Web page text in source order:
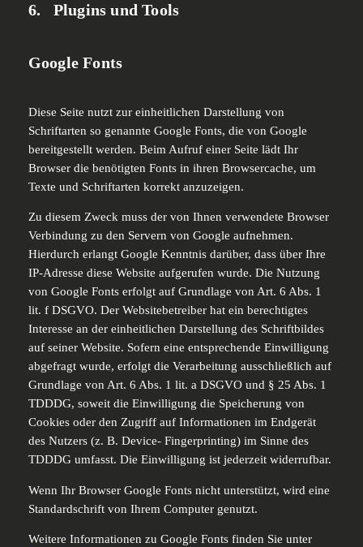
6. Plugins und Tools
Google Fonts
Diese Seite nutzt zur einheitlichen Darstellung von
Schriftarten so genannte Google Fonts, die von Google
bereitgestellt werden. Beim Aufruf einer Seite lädt Ihr
Browser die benötigten Fonts in ihren Browsercache, um
Texte und Schriftarten korrekt anzuzeigen.
Zu diesem Zweck muss der von Ihnen verwendete Browser
Verbindung zu den Servern von Google aufnehmen.
Hierdurch erlangt Google Kenntnis darüber, dass über Ihre
IP-Adresse diese Website aufgerufen wurde. Die Nutzung
von Google Fonts erfolgt auf Grundlage von Art. 6 Abs. 1
lit. f DSGVO. Der Websitebetreiber hat ein berechtigtes
Interesse an der einheitlichen Darstellung des Schriftbildes
auf seiner Website. Sofern eine entsprechende Einwilligung
abgefragt wurde, erfolgt die Verarbeitung ausschließlich auf
Grundlage von Art. 6 Abs. 1 lit. a DSGVO und § 25 Abs. 1
TDDDG, soweit die Einwilligung die Speicherung von
Cookies oder den Zugriff auf Informationen im Endgerät
des Nutzers (z. B. Device- Fingerprinting) im Sinne des
TDDDG umfasst. Die Einwilligung ist jederzeit widerrufbar.
Wenn Ihr Browser Google Fonts nicht unterstützt, wird eine
Standardschrift von Ihrem Computer genutzt.
Weitere Informationen zu Google Fonts finden Sie unter